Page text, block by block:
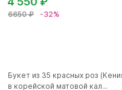
6650 ₽ -32%
Букет из 35 красных роз
в корейской матовой кал...